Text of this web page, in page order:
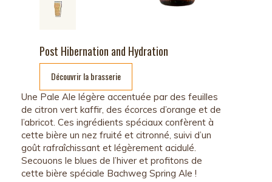
Post Hibernation and Hydration
Découvrir la brasserie
Une Pale Ale légère accentuée par des feuilles
de citron vert kaffir, des écorces d’orange et de
l’abricot. Ces ingrédients spéciaux confèrent à
cette bière un nez fruité et citronné, suivi d’un
goût rafraîchissant et légèrement acidulé.
Secouons le blues de l’hiver et profitons de
cette bière spéciale Bachweg Spring Ale !